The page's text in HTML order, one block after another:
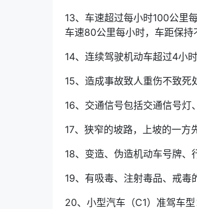
13、车速超过每小时100公里
车速80公里每小时，车距保持
14、连续驾驶机动车超过4小
15、造成事故致人重伤不致死
16、交通信号包括交通信号灯
17、狭窄的坡路，上坡的一方
18、变造、伪造机动车号牌、
19、有吸毒、注射毒品、戒毒
20、小型汽车（C1）准驾车